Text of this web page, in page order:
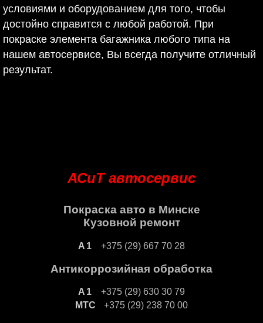
условиями и оборудованием для того, чтобы
достойно справится с любой работой. При
покраске элемента багажника любого типа на
нашем автосервисе, Вы всегда получите отличный
результат.
АСиТ автосервис
Покраска авто в Минске
Кузовной ремонт
+375 (29) 667 70 28
Антикоррозийная обработка
+375 (29) 630 30 79
+375 (29) 238 70 00